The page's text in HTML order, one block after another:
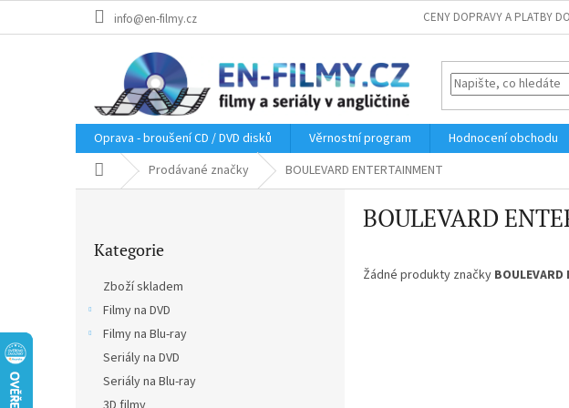
info@en-filmy.cz CENY DOPRAVY A PLATBY
Oprava - broušení CD / DVD disků Věrnostní program Hodnocení obchodu
Domů Prodávané značky BOULEVARD ENTERTAINMENT
kategorie
Kategorie
Zboží skladem
Filmy na DVD
Filmy na Blu-ray
Seriály na DVD
Seriály na Blu-ray
BOULEVARD
Žádné produkty značky BOULEVARD